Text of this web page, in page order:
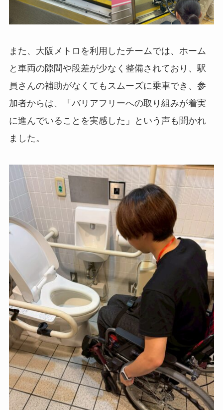
また、大阪メトロを利用したチームでは、ホーム
と車両の隙間や段差が少なく整備されており、駅
員さんの補助がなくてもスムーズに乗車でき、参
加者からは、「バリアフリーへの取り組みが着実
に進んでいることを実感した」という声も聞かれ
ました。